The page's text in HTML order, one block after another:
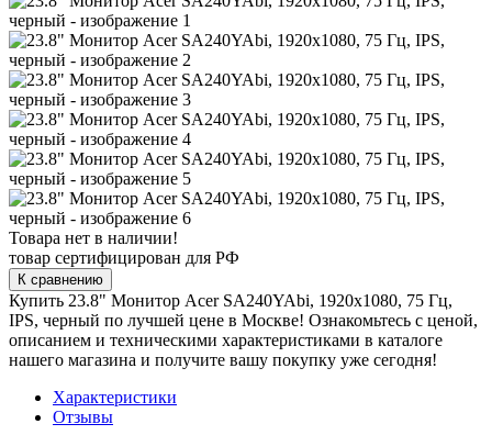
Товара нет в наличии!
товар сертифицирован для РФ
К сравнению
Купить 23.8" Монитор Acer SA240YAbi, 1920x1080, 75 Гц,
IPS, черный по лучшей цене в Москве! Ознакомьтесь с ценой,
описанием и техническими характеристиками в каталоге
нашего магазина и получите вашу покупку уже сегодня!
Характеристики
Отзывы